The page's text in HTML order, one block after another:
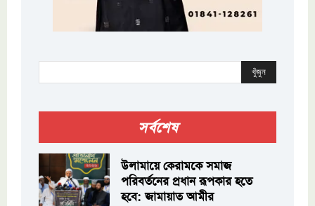
খুঁজুন
সর্বশেষ
উলামায়ে কেরামকে সমাজ
পরিবর্তনের প্রধান রূপকার হতে
হবে: জামায়াত আমীর